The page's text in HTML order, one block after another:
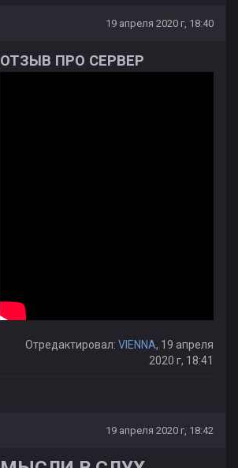
19 апреля 2020 г, 18:40
ОТЗЫВ ПРО СЕРВЕР
Отредактировал: VIENNA, 19 апреля
2020 г, 18:41
19 апреля 2020 г, 18:42